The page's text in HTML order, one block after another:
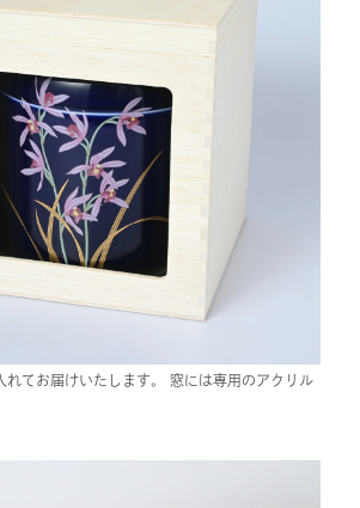
れてお届けいたします。 窓には専用のアクリル